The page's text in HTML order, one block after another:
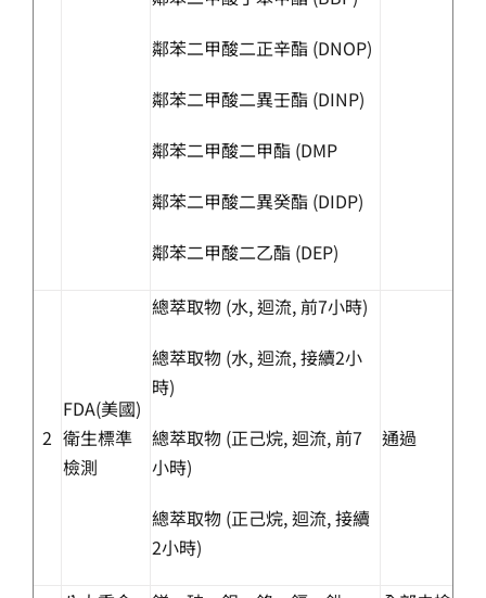
鄰苯二甲酸二正辛酯 (DNOP)
鄰苯二甲酸二異壬酯 (DINP)
鄰苯二甲酸二甲酯 (DMP
鄰苯二甲酸二異癸酯 (DIDP)
鄰苯二甲酸二乙酯 (DEP)
2
FDA(美國)
衛生標準
檢測
總萃取物 (水, 迴流, 前7小時)
總萃取物 (水, 迴流, 接續2小
時)
總萃取物 (正己烷, 迴流, 前7
小時)
總萃取物 (正己烷, 迴流, 接續
2小時)
通過